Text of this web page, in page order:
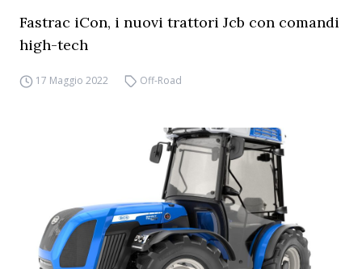
Fastrac iCon, i nuovi trattori Jcb con comandi
high-tech
17 Maggio 2022 Off-Road